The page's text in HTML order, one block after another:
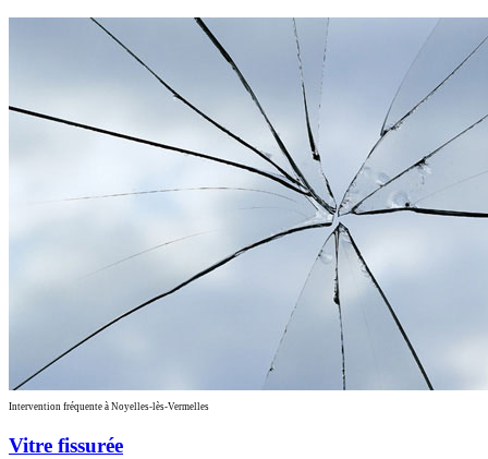
Intervention fréquente à Noyelles-lès-Vermelles
Vitre fissurée